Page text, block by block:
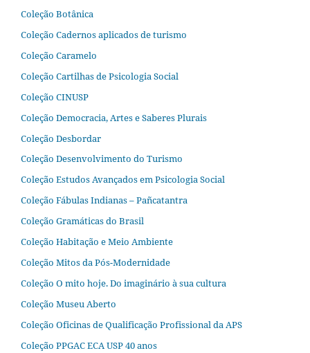
Coleção Botânica
Coleção Cadernos aplicados de turismo
Coleção Caramelo
Coleção Cartilhas de Psicologia Social
Coleção CINUSP
Coleção Democracia, Artes e Saberes Plurais
Coleção Desbordar
Coleção Desenvolvimento do Turismo
Coleção Estudos Avançados em Psicologia Social
Coleção Fábulas Indianas – Pañcatantra
Coleção Gramáticas do Brasil
Coleção Habitação e Meio Ambiente
Coleção Mitos da Pós-Modernidade
Coleção O mito hoje. Do imaginário à sua cultura
Coleção Museu Aberto
Coleção Oficinas de Qualificação Profissional da APS
Coleção PPGAC ECA USP 40 anos